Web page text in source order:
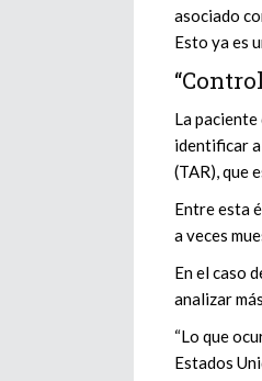
asociado
Esto ya es
La
identificar
(TAR), que
Entre esta
a veces
En el caso
analizar
“Lo que
Estados